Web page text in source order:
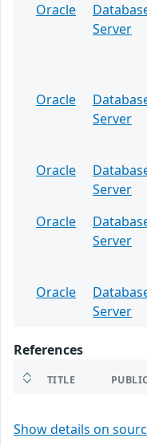
Oracle
Server
Oracle
Server
Oracle
Server
Oracle
Server
Oracle
Server
References
TITLE
Show details on